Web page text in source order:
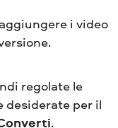
i video
regolate le
desiderate per il
.